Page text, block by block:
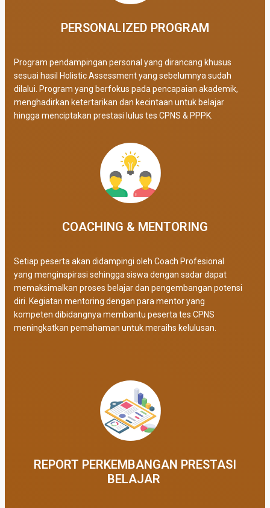
PERSONALIZED PROGRAM​
Program pendampingan personal yang dirancang khusus
sesuai hasil Holistic Assessment yang sebelumnya sudah
dilalui. Program yang berfokus pada pencapaian akademik,
menghadirkan ketertarikan dan kecintaan untuk belajar
hingga menciptakan prestasi lulus tes CPNS & PPPK.
COACHING & MENTORING
Setiap peserta akan didampingi oleh Coach Profesional
yang menginspirasi sehingga siswa dengan sadar dapat
memaksimalkan proses belajar dan pengembangan potensi
diri. Kegiatan mentoring dengan para mentor yang
kompeten dibidangnya membantu peserta tes CPNS
meningkatkan pemahaman untuk meraihs kelulusan.
REPORT PERKEMBANGAN PRESTASI
BELAJAR ​